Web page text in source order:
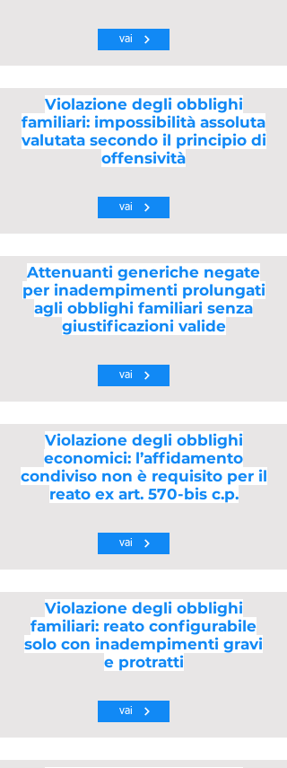
vai
Violazione degli obblighi
familiari: impossibilità assoluta
valutata secondo il principio di
offensività
vai
Attenuanti generiche negate
per inadempimenti prolungati
agli obblighi familiari senza
giustificazioni valide
vai
Violazione degli obblighi
economici: l’affidamento
condiviso non è requisito per il
reato ex art. 570-bis c.p.
vai
Violazione degli obblighi
familiari: reato configurabile
solo con inadempimenti gravi
e protratti
vai